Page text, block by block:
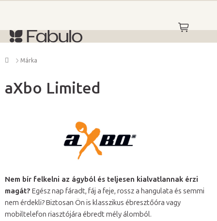
KOSÁR
Kezdőlap
Márka
aXbo Limited
Nem bír felkelni az ágyból és teljesen kialvatlannak érzi
magát? Egész nap fáradt, fáj a feje, rossz a hangulata és semmi
nem érdekli? Biztosan Ön is klasszikus ébresztőóra vagy
mobiltelefon riasztójára ébredt mély álomból.